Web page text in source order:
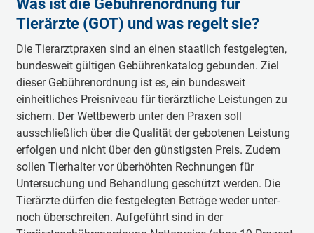
Was ist die Gebührenordnung für
Tierärzte (GOT) und was regelt sie?
Die Tierarztpraxen sind an einen staatlich festgelegten,
bundesweit gültigen Gebührenkatalog gebunden. Ziel
dieser Gebührenordnung ist es, ein bundesweit
einheitliches Preisniveau für tierärztliche Leistungen zu
sichern. Der Wettbewerb unter den Praxen soll
ausschließlich über die Qualität der gebotenen Leistung
erfolgen und nicht über den günstigsten Preis. Zudem
sollen Tierhalter vor überhöhten Rechnungen für
Untersuchung und Behandlung geschützt werden. Die
Tierärzte dürfen die festgelegten Beträge weder unter-
noch überschreiten. Aufgeführt sind in der